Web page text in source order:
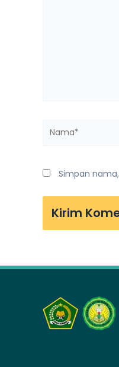
Nama*
Simpan